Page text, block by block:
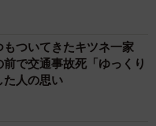
もついてきたキツネ一家
で交通事故死「ゆっくり
た人の思い